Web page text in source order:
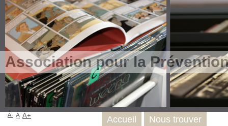
Association pour la
Accueil Nous trouver
A- A A+